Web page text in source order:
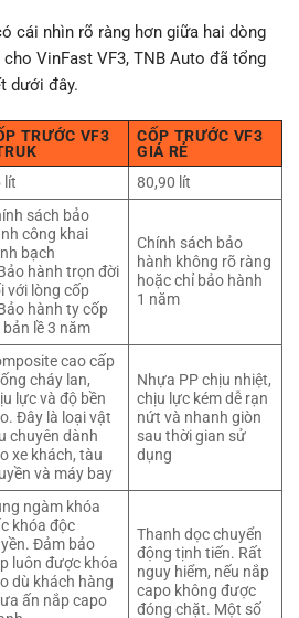
cái nhìn rõ ràng hơn giữa hai dòng
VinFast VF3, TNB Auto đã tổng
dưới đây.
TRƯỚC VF3
CỐP TRƯỚC VF3
GIÁ RẺ
lít 80,90 lít
sách bảo
công khai
bạch
hành trọn đời
với lòng cốp
hành ty cốp
bản lề 3 năm
Chính sách bảo
hành không rõ ràng
hoặc chỉ bảo hành
1 năm
cao cấp
cháy lan,
lực và độ bền
Đây là loại vật
chuyên dành
xe khách, tàu
và máy bay
Nhựa PP chịu nhiệt,
chịu lực kém dễ rạn
nứt và nhanh giòn
sau thời gian sử
dụng
ngàm khóa
khóa độc
Đảm bảo
luôn được khóa
dù khách hàng
ấn nắp capo
Thanh dọc chuyển
động tịnh tiến. Rất
nguy hiểm, nếu nắp
capo không được
đóng chặt. Một số